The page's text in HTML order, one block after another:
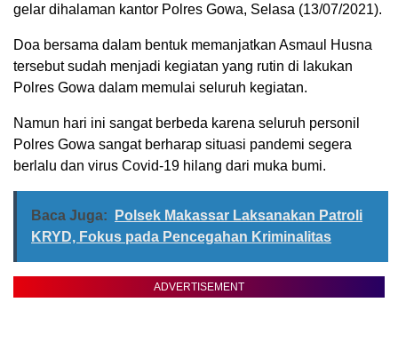
gelar dihalaman kantor Polres Gowa, Selasa (13/07/2021).
Doa bersama dalam bentuk memanjatkan Asmaul Husna
tersebut sudah menjadi kegiatan yang rutin di lakukan
Polres Gowa dalam memulai seluruh kegiatan.
Namun hari ini sangat berbeda karena seluruh personil
Polres Gowa sangat berharap situasi pandemi segera
berlalu dan virus Covid-19 hilang dari muka bumi.
Baca Juga:
Polsek Makassar Laksanakan Patroli
KRYD, Fokus pada Pencegahan Kriminalitas
ADVERTISEMENT